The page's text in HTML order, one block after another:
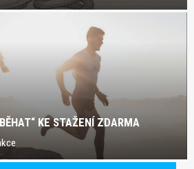
KE STAŽENÍ ZDARMA